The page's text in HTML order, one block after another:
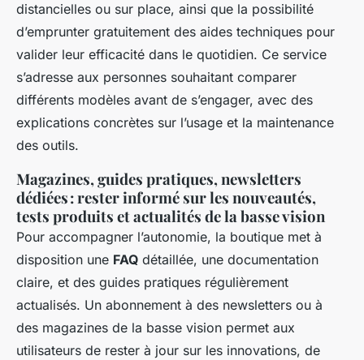
distancielles ou sur place, ainsi que la possibilité
d’emprunter gratuitement des aides techniques pour
valider leur efficacité dans le quotidien. Ce service
s’adresse aux personnes souhaitant comparer
différents modèles avant de s’engager, avec des
explications concrètes sur l’usage et la maintenance
des outils.
Magazines, guides pratiques, newsletters
dédiées : rester informé sur les nouveautés,
tests produits et actualités de la basse vision
Pour accompagner l’autonomie, la boutique met à
disposition une FAQ détaillée, une documentation
claire, et des guides pratiques régulièrement
actualisés. Un abonnement à des newsletters ou à
des magazines de la basse vision permet aux
utilisateurs de rester à jour sur les innovations, de